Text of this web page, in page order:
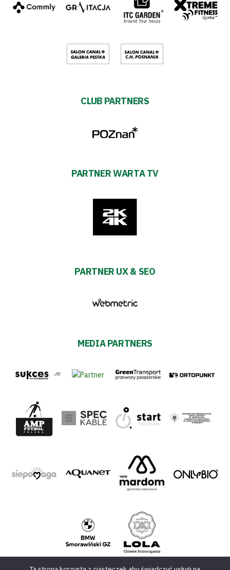
CLUB PARTNERS
PARTNER WARTA TV
PARTNER UX & SEO
MEDIA PARTNERS